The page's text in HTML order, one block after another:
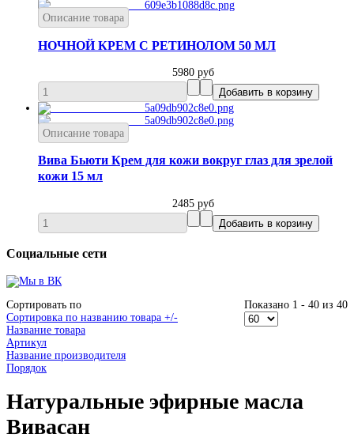
Описание товара
НОЧНОЙ КРЕМ С РЕТИНОЛОМ 50 МЛ
5980 руб
Описание товара
Вива Бьюти Крем для кожи вокруг глаз для зрелой
кожи 15 мл
2485 руб
Социальные сети
Сортировать по
Сортировка по названию товара +/-
Название товара
Артикул
Название производителя
Порядок
Показано 1 - 40 из 40
Натуральные эфирные масла
Вивасан